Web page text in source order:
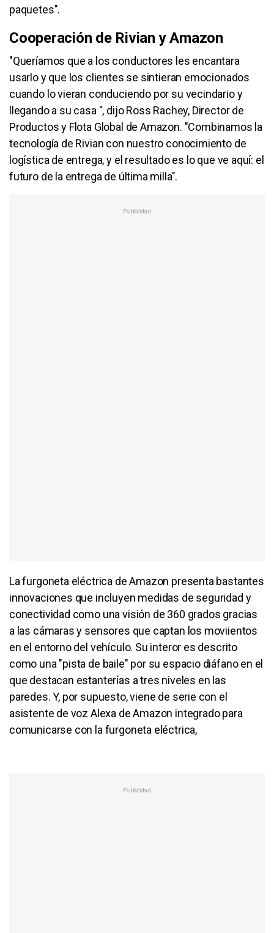
paquetes".
Cooperación de Rivian y Amazon
"Queríamos que a los conductores les encantara
usarlo y que los clientes se sintieran emocionados
cuando lo vieran conduciendo por su vecindario y
llegando a su casa ", dijo Ross Rachey, Director de
Productos y Flota Global de Amazon. "Combinamos la
tecnología de Rivian con nuestro conocimiento de
logística de entrega, y el resultado es lo que ve aquí: el
futuro de la entrega de última milla".
La furgoneta eléctrica de Amazon presenta bastantes
innovaciones que incluyen medidas de seguridad y
conectividad como una visión de 360 grados gracias
a las cámaras y sensores que captan los moviientos
en el entorno del vehículo. Su interor es descrito
como una "pista de baile" por su espacio diáfano en el
que destacan estanterías a tres niveles en las
paredes. Y, por supuesto, viene de serie con el
asistente de voz Alexa de Amazon integrado para
comunicarse con la furgoneta eléctrica,